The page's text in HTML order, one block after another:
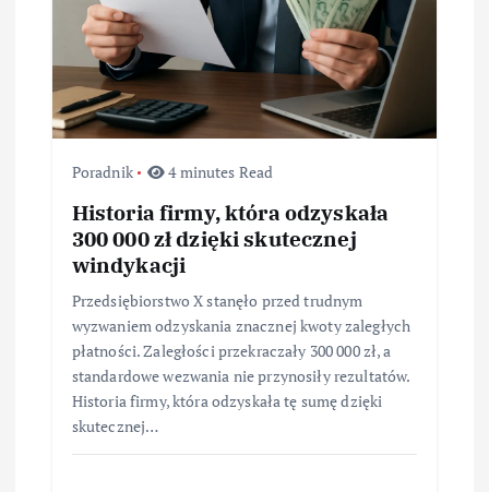
u
Poradnik 4 minutes Read
Historia firmy, która odzyskała
300 000 zł dzięki skutecznej
windykacji
Przedsiębiorstwo X stanęło przed trudnym
wyzwaniem odzyskania znacznej kwoty zaległych
płatności. Zaległości przekraczały 300 000 zł, a
standardowe wezwania nie przynosiły rezultatów.
Historia firmy, która odzyskała tę sumę dzięki
skutecznej…